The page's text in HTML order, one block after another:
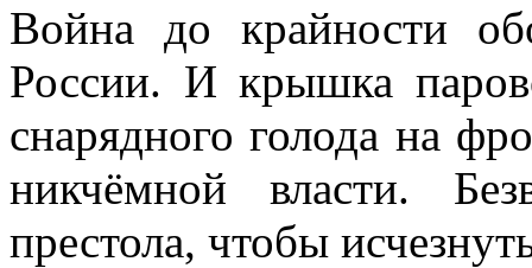
Война до крайности
России. И крышка
снарядного голода на
никчёмной власти.
престола, чтобы